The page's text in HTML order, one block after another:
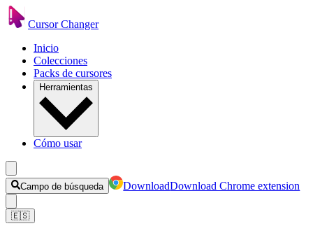
Cursor Changer
Inicio
Colecciones
Packs de cursores
Herramientas
Cómo usar
Campo de búsqueda DownloadDownload Chrome extension
🇪🇸